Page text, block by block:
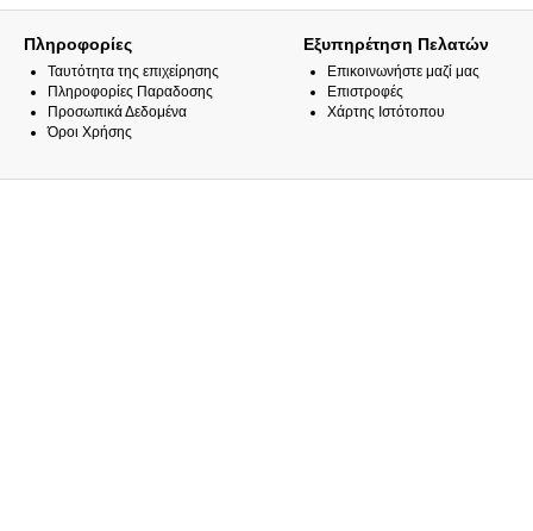
Πληροφορίες
Ταυτότητα της επιχείρησης
Πληροφορίες Παραδοσης
Προσωπικά Δεδομένα
Όροι Χρήσης
Εξυπηρέτηση Πελατών
Επικοινωνήστε μαζί μας
Επιστροφές
Χάρτης Ιστότοπου